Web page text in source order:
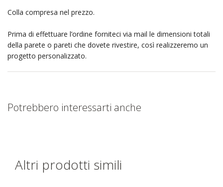
Colla compresa nel prezzo.
Prima di effettuare l’ordine forniteci via mail le dimensioni totali
della parete o pareti che dovete rivestire, così realizzeremo un
progetto personalizzato.
Potrebbero interessarti anche
Altri prodotti simili